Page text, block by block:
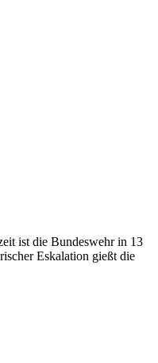
ist die Bundeswehr in 13
Eskalation gießt die